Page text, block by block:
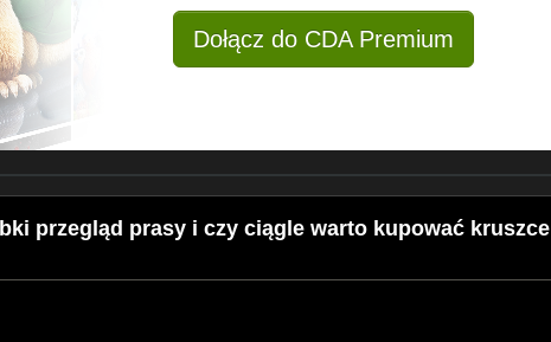
Dołącz do CDA Premium
przegląd prasy i czy ciągle warto kupować kruszce